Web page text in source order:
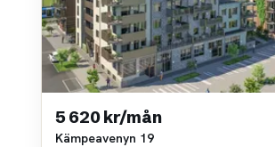
5 620 kr/mån
Kämpeavenyn 19